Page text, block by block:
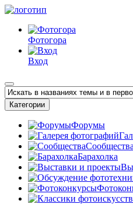
Фотогора
Вход
Категории
Форумы
Сообщества
Барахолка